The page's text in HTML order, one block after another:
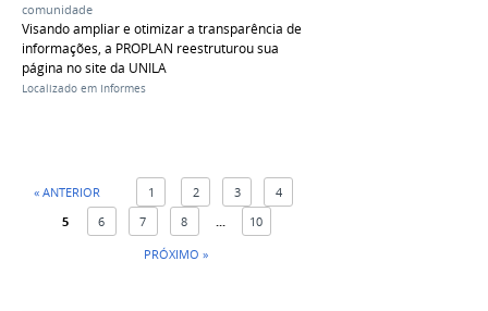
comunidade
Visando ampliar e otimizar a transparência de
informações, a PROPLAN reestruturou sua
página no site da UNILA
Localizado em Informes
« ANTERIOR 1 2 3
4
5
6 7 8
10
PRÓXIMO »